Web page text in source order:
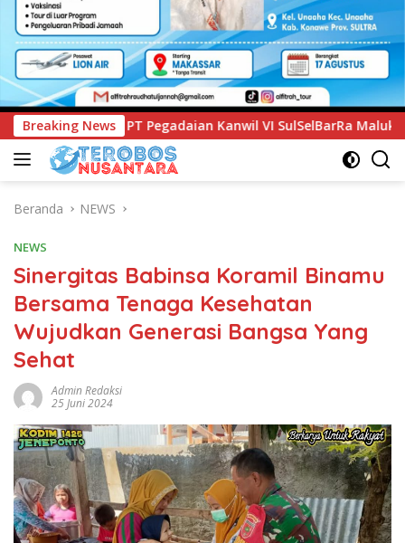
Breaking News
Kanwil VI SulSelBarRa Maluku Luncurkan Program PANDE
Beranda NEWS
NEWS
Sinergitas Babinsa Koramil Binamu
Bersama Tenaga Kesehatan
Wujudkan Generasi Bangsa Yang
Sehat
Admin Redaksi
25 Juni 2024